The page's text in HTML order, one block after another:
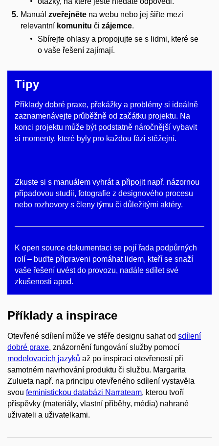
Manuál zveřejnětena webu nebo jej šiřte mezi
relevantní komunitu či zájemce.
Sbírejte ohlasy a propojujte se s lidmi, které se
o vaše řešení zajímají.
Tipy
Příklady dobré praxe, překážky a problémy si ideálně
zaznamenávejte průběžně od začátku projektu. Na
konci projektu může být podstatně náročnější vybavit
si momenty, které byly pro každou fázi stěžejní.
Zkuste si s manuálem vyhrát a připojit např. názornou
případovou studii, fotografie z designového procesu
nebo rozhovory s členy týmu či důležitými aktéry.
K open source dokumentaci se pojí řada podpůrných
rolí – buďte připraveni pomáhat lidem, kteří se snaží
vaše řešení uvést do provozu, nadále sdílet své
zkušenosti apod.
Příklady a inspirace
Otevřené sdílení může ve sféře designu sahat od sdílení
dobré praxe, znázornění fungování služby pomocí
modelovacích jazyků až po inspiraci otevřeností při
samotném navrhování produktu či službu. Margarita
Zulueta např. na principu otevřeného sdílení vystavěla
svou feministickou databázi Narrateam, kterou tvoří
příspěvky (materiály, vlastní příběhy, média) nahrané
uživateli a uživatelkami.